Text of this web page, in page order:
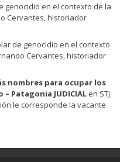
genocidio en el contexto de la
Cervantes, historiador
de genocidio en el contexto
Cervantes, historiador
nombres para ocupar los
– Patagonia JUDICIAL en STJ
le corresponde la vacante